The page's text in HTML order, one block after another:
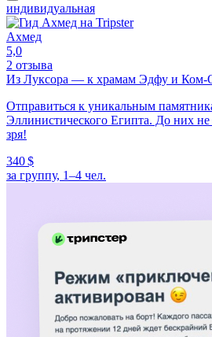
индивидуальная
Ахмед
5,0
2 отзыва
Из Луксора — к храмам Эдфу и Ком-
Отправиться к уникальным
Эллинистического Египта. До них не
зря!
340 $
за группу, 1–4 чел.